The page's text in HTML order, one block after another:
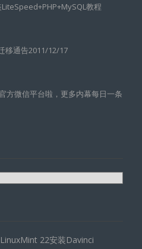
教程
移通告2011/12/17
方微信平台啦，更多内幕每日一条
22安装Davinci